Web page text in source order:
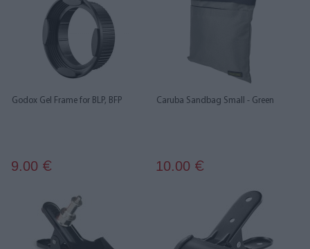
Godox Gel Frame for BLP, BFP
9.00 €
Caruba Sandbag Small - Green
10.00 €